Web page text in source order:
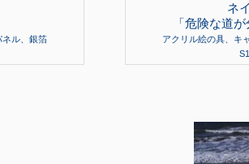
ネル、銀箔
ネ
「危険な道
アクリル絵の具、キ